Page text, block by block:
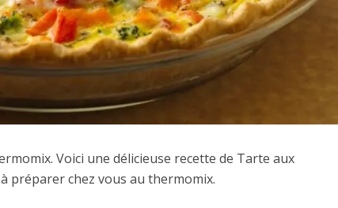
Voici une délicieuse recette de Tarte aux
préparer chez vous au thermomix.